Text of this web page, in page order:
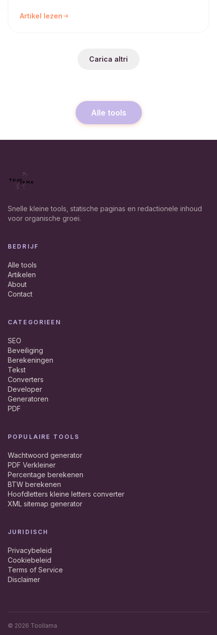
Artikel lezen
Carica altri
Alle tools
Snelle kleine tools, statische paginas en redactionele inhoud
voor organische groei.
BEDRIJF
Alle tools
Artikelen
About
Contact
CATEGORIEEN
SEO
Beveiliging
Berekeningen
Tekst
Converters
Developer
Generatoren
PDF
POPULAIRE TOOLS
Wachtwoord generator
PDF Verkleiner
Percentage berekenen
BTW berekenen
Hoofdletters kleine letters converter
XML sitemap generator
JURIDISCH
Privacybeleid
Cookiebeleid
Terms of Service
Disclaimer
© 2026 Toollama